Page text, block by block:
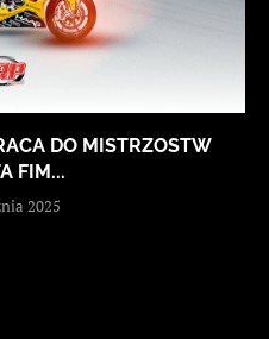
DO MISTRZOSTW
FIM...
2025